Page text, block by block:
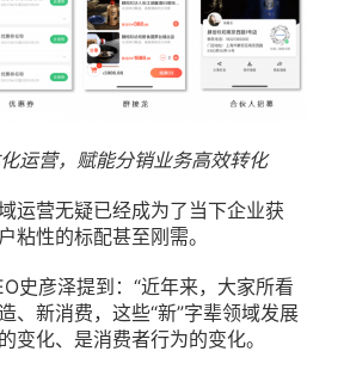
运营，赋能分销业务高效转化
运营无疑已经成为了当下企业获
粘性的标配甚至刚需。
史彦泽提到：“近年来，大家所看
、新消费，这些“新”字辈领域发展
变化、是消费者行为的变化。